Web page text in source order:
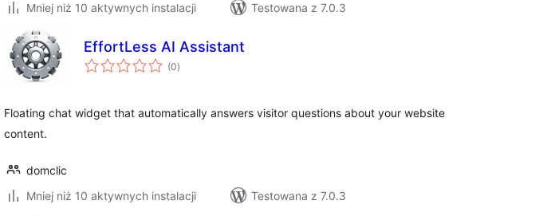
Mniej niż 10 aktywnych instalacji
Testowana z 7.0.3
EffortLess AI Assistant
(0wszystkich
ocen
)
Floating chat widget that automatically answers visitor questions about your website
content.
domclic
Mniej niż 10 aktywnych instalacji
Testowana z 7.0.3